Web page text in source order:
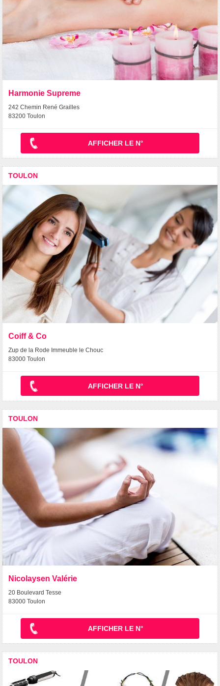
Harmonie Supreme
242 Chemin René Grailles
83200 Toulon
AFFICHER LE N°
TOULON
Coiff & Co
Zup de la Rode Immeuble le Chouc
83000 Toulon
AFFICHER LE N°
TOULON
Nicolaysen Valérie
20 Boulevard Tesse
83000 Toulon
AFFICHER LE N°
TOULON